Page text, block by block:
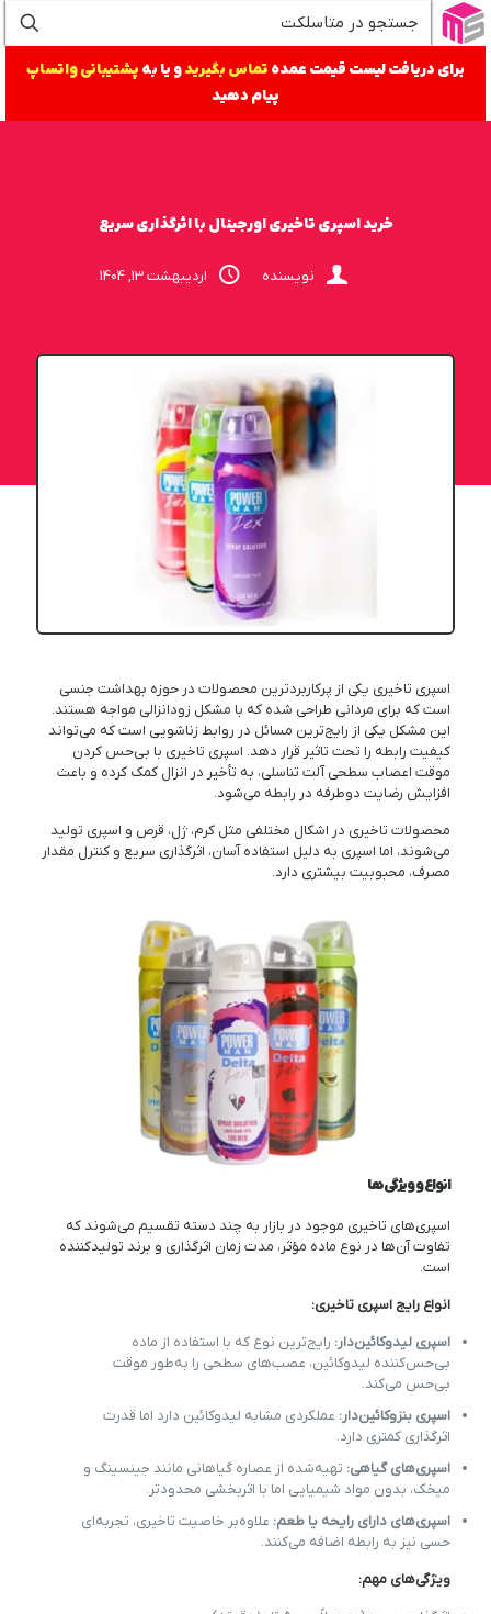
برای دریافت لیست قیمت عمده تماس بگیریدو یا به پشتیبانی واتساپ
پیام دهید
خرید اسپری تاخیری اورجینال با اثرگذاری سریع
نویسنده اردیبهشت 13, 1404
اسپری تاخیری یکی از پرکاربردترین محصولات در حوزه بهداشت جنسی
است که برای مردانی طراحی شده که با مشکل زودانزالی مواجه هستند.
این مشکل یکی از رایج‌ترین مسائل در روابط زناشویی است که می‌تواند
کیفیت رابطه را تحت تاثیر قرار دهد. اسپری تاخیری با بی‌حس کردن
موقت اعصاب سطحی آلت تناسلی، به تأخیر در انزال کمک کرده و باعث
افزایش رضایت دوطرفه در رابطه می‌شود.
محصولات تاخیری در اشکال مختلفی مثل کرم، ژل، قرص و اسپری تولید
می‌شوند، اما اسپری به دلیل استفاده آسان، اثرگذاری سریع و کنترل مقدار
مصرف، محبوبیت بیشتری دارد.
انواع و ویژگی‌ها
اسپری‌های تاخیری موجود در بازار به چند دسته تقسیم می‌شوند که
تفاوت آن‌ها در نوع ماده مؤثر، مدت زمان اثرگذاری و برند تولیدکننده
است.
انواع رایج اسپری تاخیری:
اسپری لیدوکائین‌دار: رایج‌ترین نوع که با استفاده از ماده
بی‌حس‌کننده لیدوکائین، عصب‌های سطحی را به‌طور موقت
بی‌حس می‌کند.
اسپری بنزوکائین‌دار: عملکردی مشابه لیدوکائین دارد اما قدرت
اثرگذاری کمتری دارد.
اسپری‌های گیاهی: تهیه‌شده از عصاره گیاهانی مانند جینسینگ و
میخک، بدون مواد شیمیایی اما با اثربخشی محدودتر.
اسپری‌های دارای رایحه یا طعم: علاوه‌بر خاصیت تاخیری، تجربه‌ای
حسی نیز به رابطه اضافه می‌کنند.
ویژگی‌های مهم: